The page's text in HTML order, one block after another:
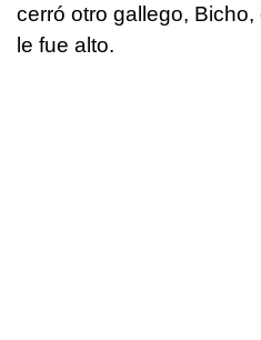
cerró otro gallego,
le fue alto.